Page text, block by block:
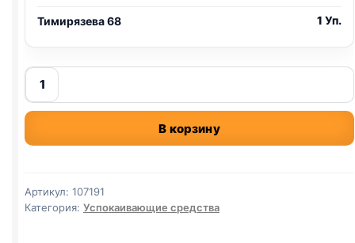
Тимирязева 68 1 Уп.
Количество
товара
релаксивит
успокоительные(упаковкой)
В корзину
Артикул: 107191
Категория: Успокаивающие средства